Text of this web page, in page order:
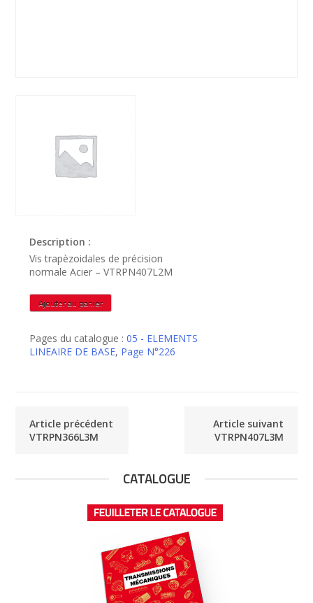
Description :
Vis trapèzoidales de précision
normale Acier – VTRPN407L2M
quantité
de
Ajouter au panier
Pages du catalogue :05 - ELEMENTS
LINEAIRE DE BASE, Page N°226
Article précédent
VTRPN366L3M
Article suivant
VTRPN407L3M
CATALOGUE